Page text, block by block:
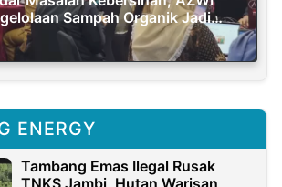
Sampah Organik Jadi
ENERGY
Tambang Emas Ilegal Rusak